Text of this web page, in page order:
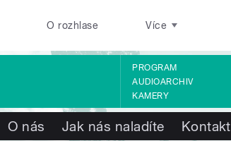
O rozhlase Více
PROGRAM
AUDIOARCHIV
KAMERY
O nás Jak nás naladíte Kontakt